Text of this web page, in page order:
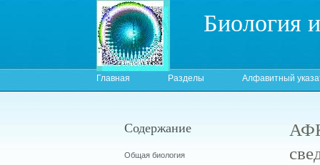
Биология
Главная Разделы Алфавитный
Содержание
Общая биология